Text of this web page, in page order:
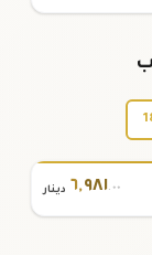
٦,٩٨١.٠٠ دينار